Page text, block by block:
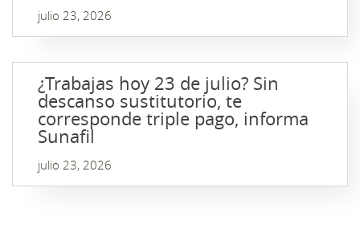
julio 23, 2026
¿Trabajas hoy 23 de julio? Sin
descanso sustitutorio, te
corresponde triple pago, informa
Sunafil
julio 23, 2026